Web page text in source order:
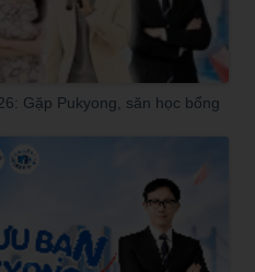
Gặp Pukyong, săn học bổng